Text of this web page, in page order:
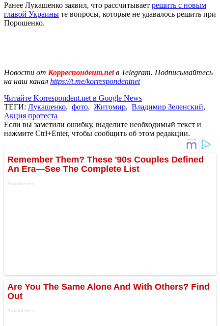
Ранее Лукашенко заявил, что рассчитывает решить с новым
главой Украины те вопросы, которые не удавалось решить при
Порошенко.
Новости от Корреспондент.netв Telegram. Подписывайтесь
на наш канал https://t.me/korrespondentnet
Читайте Korrespondent.net в Google News
ТЕГИ: Лукашенко, фото, Житомир, Владимир Зеленский,
Акция протеста
Если вы заметили ошибку, выделите необходимый текст и
нажмите Ctrl+Enter, чтобы сообщить об этом редакции.